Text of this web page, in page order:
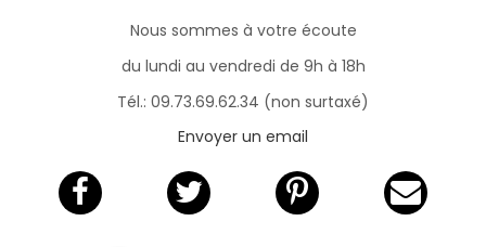
Nous sommes à votre écoute
du lundi au vendredi de 9h à 18h
Tél.: 09.73.69.62.34 (non surtaxé)
Envoyer un email